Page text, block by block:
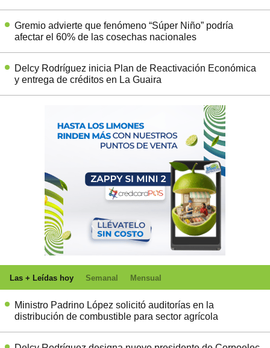
Gremio advierte que fenómeno “Súper Niño” podría
afectar el 60% de las cosechas nacionales
Delcy Rodríguez inicia Plan de Reactivación Económica
y entrega de créditos en La Guaira
Las + Leídas hoy Semanal Mensual
Ministro Padrino López solicitó auditorías en la
distribución de combustible para sector agrícola